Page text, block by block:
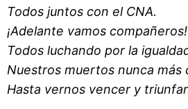
Todos juntos con el CNA.
¡Adelante vamos compañeros!
Todos luchando por la
Nuestros muertos nunca más
Hasta vernos vencer y